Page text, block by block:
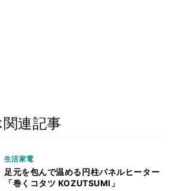
連記事
生活家電
足元を包んで温める円柱パネルヒーター
「巻くコタツ KOZUTSUMI」